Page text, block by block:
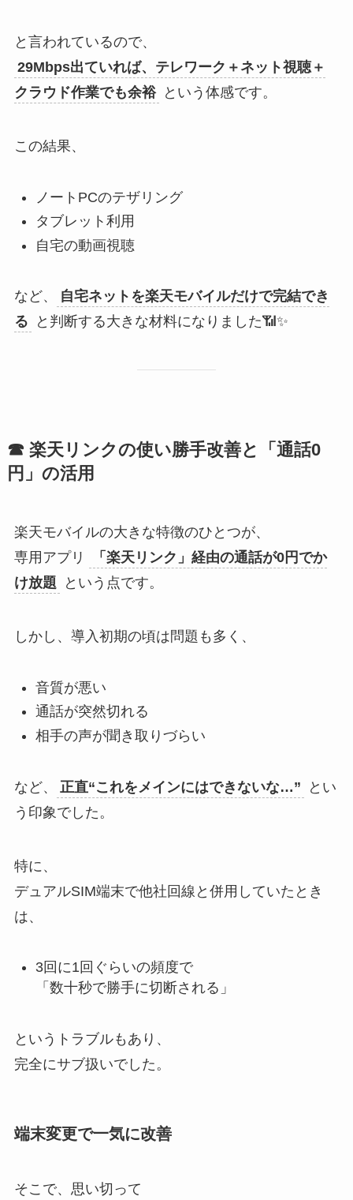
と言われているので、
29Mbps出ていれば、テレワーク＋ネット視聴＋
クラウド作業でも余裕
という体感です。
この結果、
ノートPCのテザリング
タブレット利用
自宅の動画視聴
など、
自宅ネットを楽天モバイルだけで完結でき
る
と判断する大きな材料になりました📶✨
☎ 楽天リンクの使い勝手改善と「通話0
円」の活用
楽天モバイルの大きな特徴のひとつが、
専用アプリ
「楽天リンク」経由の通話が0円でか
け放題
という点です。
しかし、導入初期の頃は問題も多く、
音質が悪い
通話が突然切れる
相手の声が聞き取りづらい
など、 正直“これをメインにはできないな…”
とい
う印象でした。
特に、
デュアルSIM端末で他社回線と併用していたとき
は、
3回に1回ぐらいの頻度で
「数十秒で勝手に切断される」
というトラブルもあり、
完全にサブ扱いでした。
端末変更で一気に改善
そこで、思い切って